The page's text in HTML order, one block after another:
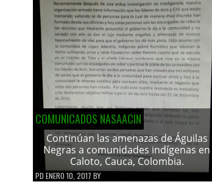
COMUNICADOS NASAACIN
Continúan las amenazas de Águilas
Negras a comunidades indígenas en
Caloto, Cauca, Colombia.
PD ENERO 10, 2017 BY